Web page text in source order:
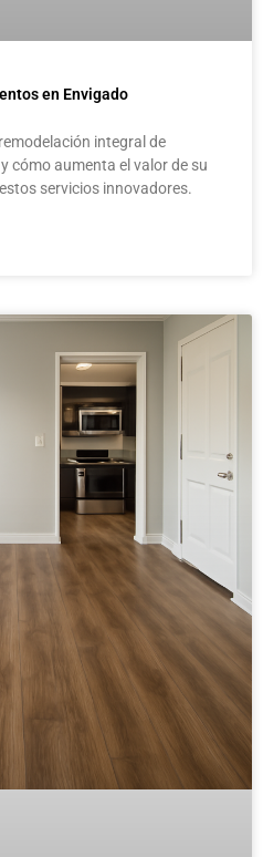
en Envigado
integral de
cómo aumenta el valor de su
servicios innovadores.